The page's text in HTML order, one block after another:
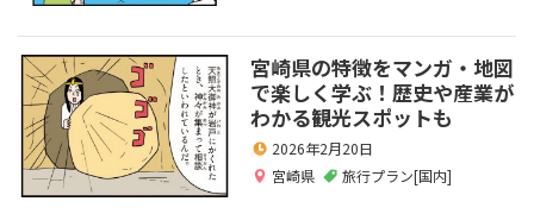
宮崎県の特徴をマンガ・地図
で楽しく学ぶ！歴史や産業が
わかる観光スポットも
2026年2月20日
宮崎県
旅行プラン[国内]